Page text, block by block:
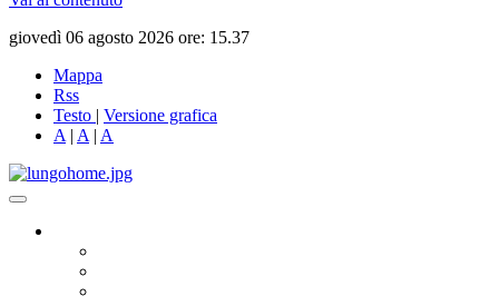
giovedì 06 agosto 2026 ore: 15.37
Mappa
Rss
Testo | Versione grafica
A | A | A